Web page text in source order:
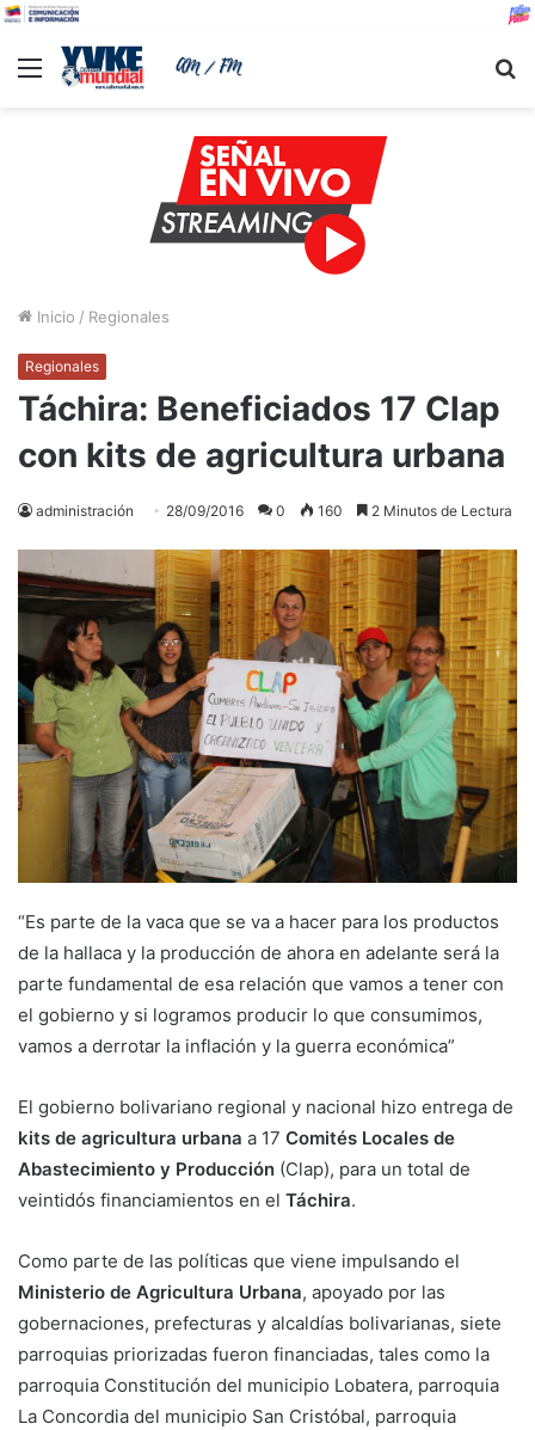
Menu
Inicio / Regionales
Regionales
Táchira: Beneficiados 17 Clap
con kits de agricultura urbana
administración 28/09/2016 0 160 2 Minutos de Lectura
“Es parte de la vaca que se va a hacer para los productos
de la hallaca y la producción de ahora en adelante será la
parte fundamental de esa relación que vamos a tener con
el gobierno y si logramos producir lo que consumimos,
vamos a derrotar la inflación y la guerra económica”
El gobierno bolivariano regional y nacional hizo entrega de
kits de agricultura urbana a 17 Comités Locales de
Abastecimiento y Producción (Clap), para un total de
veintidós financiamientos en el Táchira.
Como parte de las políticas que viene impulsando el
Ministerio de Agricultura Urbana, apoyado por las
gobernaciones, prefecturas y alcaldías bolivarianas, siete
parroquias priorizadas fueron financiadas, tales como la
parroquia Constitución del municipio Lobatera, parroquia
La Concordia del municipio San Cristóbal, parroquia